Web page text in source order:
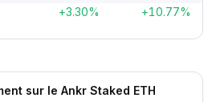
+3.30% +10.77%
sur le Ankr Staked ETH